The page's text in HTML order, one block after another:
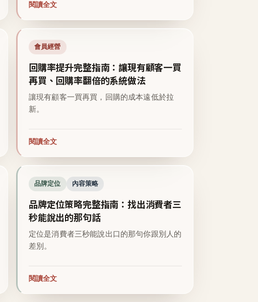
閱讀全文
會員經營
回購率提升完整指南：讓現有顧客一買
再買、回購率翻倍的系統做法
讓現有顧客一買再買，回購的成本遠低於拉
新。
閱讀全文
品牌定位 內容策略
品牌定位策略完整指南：找出消費者三
秒能說出的那句話
定位是消費者三秒能說出口的那句你跟別人的
差別。
閱讀全文